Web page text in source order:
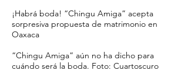
¡Habrá boda! “Chingu Amiga” acepta
sorpresiva propuesta de matrimonio en
Oaxaca
“Chingu Amiga” aún no ha dicho para
cuándo será la boda. Foto: Cuartoscuro